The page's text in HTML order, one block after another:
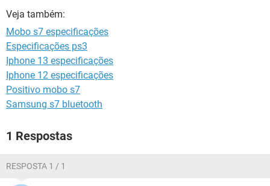
Veja também:
Mobo s7 especificações
Especificações ps3
Iphone 13 especificações
Iphone 12 especificações
Positivo mobo s7
Samsung s7 bluetooth
1 Respostas
RESPOSTA 1 / 1